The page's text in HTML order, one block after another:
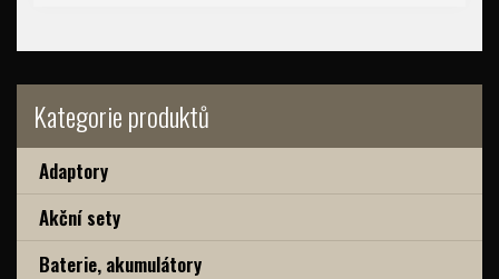
Kategorie produktů
Adaptory
Akční sety
Baterie, akumulátory